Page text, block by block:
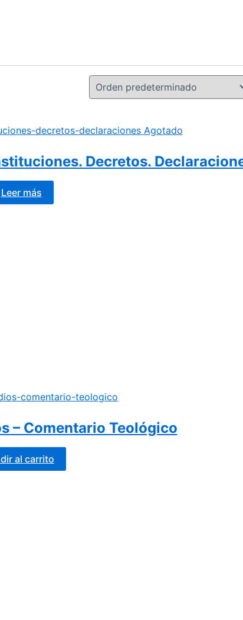
Agotado
Decretos.
Leer más
– Comentario Teológico
al carrito